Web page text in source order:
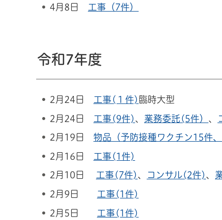
4月8日 工事（7件）
令和7年度
2月24日 工事(１件) 臨時大型
2月24日 工事(9件) 、 業務委託(5件） 、
2月19日 物品（予防接種ワクチン15件、
2月16日 工事(1件)
2月10日 工事(7件) 、 コンサル(2件) 、
2月9日 工事(1件)
2月5日 工事(1件)